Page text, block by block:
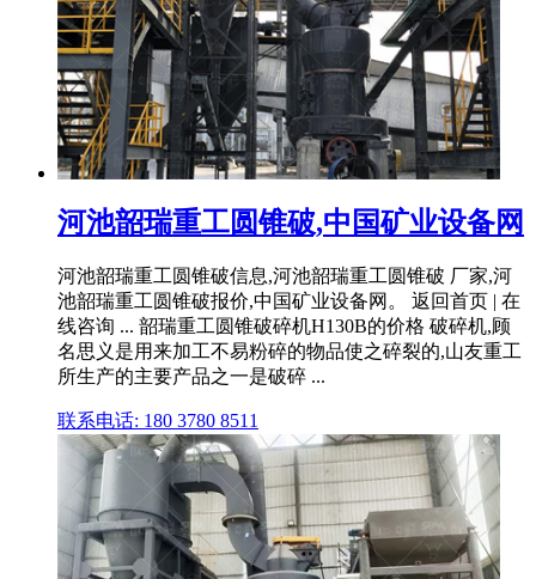
河池韶瑞重工圆锥破,中国矿业设备网
河池韶瑞重工圆锥破信息,河池韶瑞重工圆锥破 厂家,河
池韶瑞重工圆锥破报价,中国矿业设备网。 返回首页 | 在
线咨询 ... 韶瑞重工圆锥破碎机H130B的价格 破碎机,顾
名思义是用来加工不易粉碎的物品使之碎裂的,山友重工
所生产的主要产品之一是破碎 ...
联系电话: 180 3780 8511